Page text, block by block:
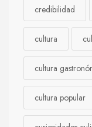
credibilidad
cultura
cultura
cultura popular